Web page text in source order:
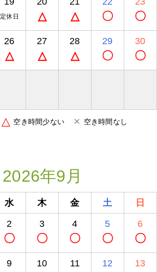
定休日 △ △ 〇 〇
26
△
27
△
28
△
29
〇
30
〇
△ 空き時間少ない × 空き時間なし
2026年9月
水 木 金 土 日
2
〇
3
〇
4
〇
5
〇
6
〇
9 10 11 12 13